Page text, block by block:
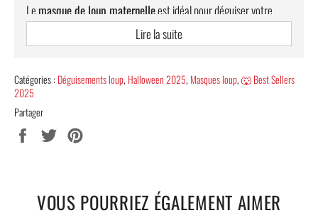
Le masque de loup maternelleest idéal pour déguiser votre
enfant autrement, personne ne sera indifférente. C’est l’article
qu’il vous faut si votre enfant ne supporte pas le port d’un grand
couvre le contour des yeux, le nez et une partie des pommettes,
ce qui le rend léger et pratique.
Rendez-vous sur notre e-boutique pour découvrir notre large
collection de masque de différentes formes et couleurs. Pour
Caractéristiques
Lire la suite
Catégories : Déguisements loup, Halloween 2025, Masques loup,🐺 Best Sellers
2025
Partager
Partager Tweeter
VOUS POURRIEZ ÉGALEMENT AIMER